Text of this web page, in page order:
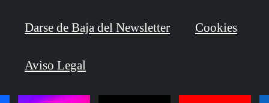
Darse de Baja del Newsletter Cookies
Aviso Legal